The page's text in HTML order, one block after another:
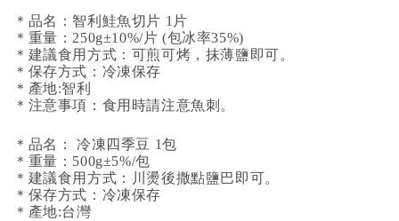
＊品名：智利鮭魚切片 1片
＊重量：250g±10%/片 (包冰率35%)
＊建議食用方式：可煎可烤，抹薄鹽即可。
＊保存方式：冷凍保存
＊產地:智利
＊注意事項：食用時請注意魚刺。
＊品名： 冷凍四季豆 1包
＊重量：500g±5%/包
＊建議食用方式：川燙後撒點鹽巴即可。
＊保存方式：冷凍保存
＊產地:台灣